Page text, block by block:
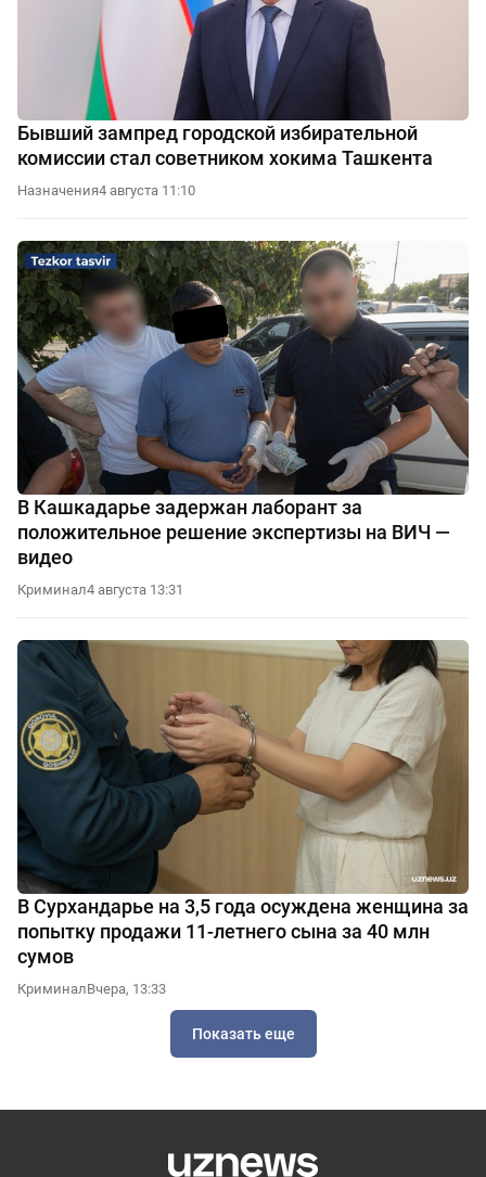
Бывший зампред городской избирательной
комиссии стал советником хокима Ташкента
Назначения4 августа 11:10
В Кашкадарье задержан лаборант за
положительное решение экспертизы на ВИЧ —
видео
Криминал4 августа 13:31
В Сурхандарье на 3,5 года осуждена женщина за
попытку продажи 11-летнего сына за 40 млн
сумов
КриминалВчера, 13:33
Показать еще